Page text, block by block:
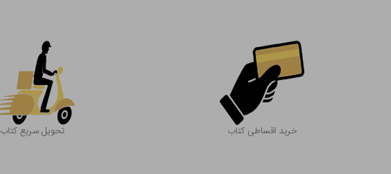
خرید اقساطی کتاب تحویل سریع کتاب